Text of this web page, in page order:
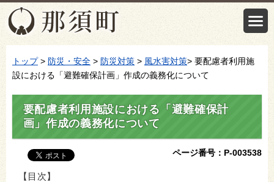
トップ> 防災・安全 > 防災対策 > 風水害対策> 要配慮者利用施
設における「避難確保計画」作成の義務化について
要配慮者利用施設における「避難確保計
画」作成の義務化について
ページ番号：P-003538
【目次】